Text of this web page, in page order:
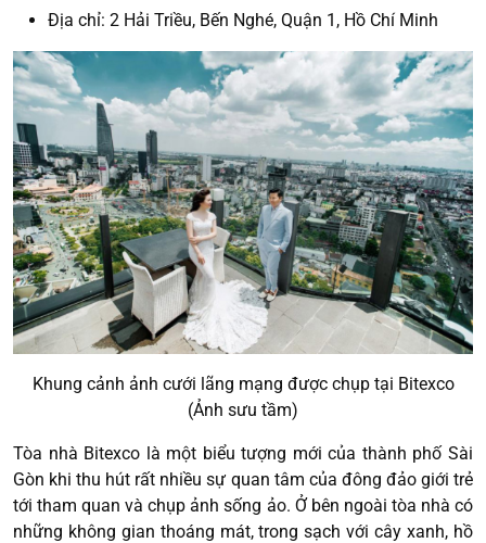
Địa chỉ: 2 Hải Triều, Bến Nghé, Quận 1, Hồ Chí Minh
Khung cảnh ảnh cưới lãng mạng được chụp tại Bitexco
(Ảnh sưu tầm)
Tòa nhà Bitexco là một biểu tượng mới của thành phố Sài
Gòn khi thu hút rất nhiều sự quan tâm của đông đảo giới trẻ
tới tham quan và chụp ảnh sống ảo. Ở bên ngoài tòa nhà có
những không gian thoáng mát, trong sạch với cây xanh, hồ